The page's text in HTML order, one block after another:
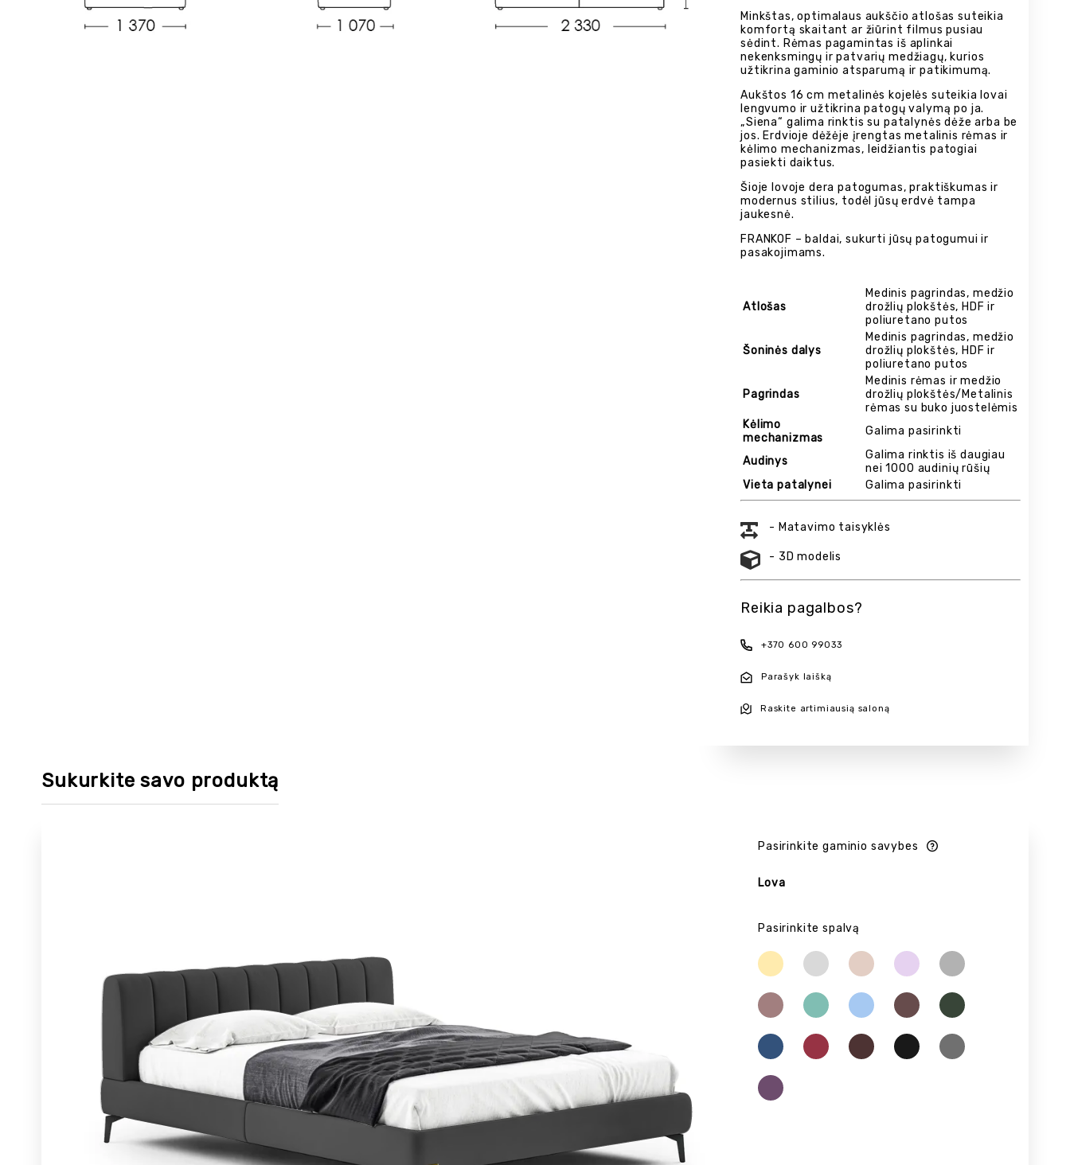
Minkštas, optimalaus aukščio atlošas suteikia
komfortą skaitant ar žiūrint filmus pusiau
sėdint. Rėmas pagamintas iš aplinkai
nekenksmingų ir patvarių medžiagų, kurios
užtikrina gaminio atsparumą ir patikimumą.
Aukštos 16 cm metalinės kojelės suteikia lovai
lengvumo ir užtikrina patogų valymą po ja.
„Siena“ galima rinktis su patalynės dėže arba be
jos. Erdvioje dėžėje įrengtas metalinis rėmas ir
kėlimo mechanizmas, leidžiantis patogiai
pasiekti daiktus.
Šioje lovoje dera patogumas, praktiškumas ir
modernus stilius, todėl jūsų erdvė tampa
jaukesnė.
FRANKOF – baldai, sukurti jūsų patogumui ir
pasakojimams.
Atlošas
Medinis pagrindas, medžio
drožlių plokštės, HDF ir
poliuretano putos
Šoninės dalys
Medinis pagrindas, medžio
drožlių plokštės, HDF ir
poliuretano putos
Pagrindas
Medinis rėmas ir medžio
drožlių plokštės/Metalinis
rėmas su buko juostelėmis
Kėlimo
mechanizmas
Galima pasirinkti
Audinys
Galima rinktis iš daugiau
nei 1000 audinių rūšių
Vieta patalynei
Galima pasirinkti
- Matavimo taisyklės
- 3D modelis
Reikia pagalbos?
+370 600 99033
Parašyk laišką
Raskite artimiausią saloną
Sukurkite savo produktą
Pasirinkite gaminio savybes
Lova
Pasirinkite spalvą